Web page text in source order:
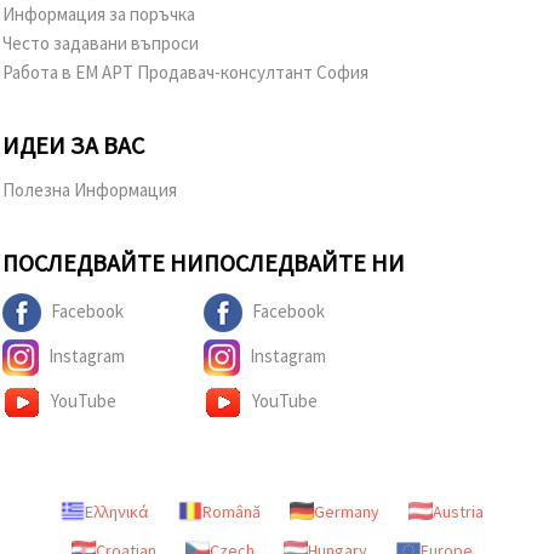
Информация за поръчка
Често задавани въпроси
Работа в ЕМ АРТ Продавач-консултант София
ИДЕИ ЗА ВАС
Полезна Информация
ПОСЛЕДВАЙТЕ НИ
Facebook
Instagram
YouTube
ПОСЛЕДВАЙТЕ НИ
Facebook
Instagram
YouTube
Ελληνικά Română Germany
Austria